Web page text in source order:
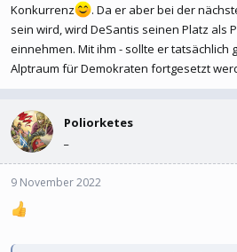
Trumps Probem ist dass die
Chancen hätten 2024 die
ist zwar auch erzkonservativ und
unbeliebt bei vielen Amis wie Trump. Die
Republikanern werden also insgeheim
angegefriffen und das kann die Karriere
Konkurrenz
. Da er aber bei der
sein wird, wird DeSantis seinen Platz als
einnehmen. Mit ihm - sollte er tatsächlich
Alptraum für Demokraten fortgesetzt
Poliorketes
9 November 2022